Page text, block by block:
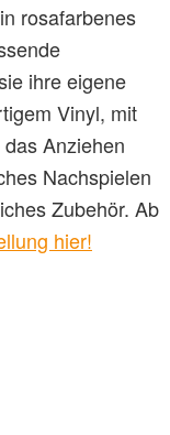
rosafarbenes
ihre eigene
Vinyl, mit
Anziehen
Nachspielen
Zubehör. Ab
hier!